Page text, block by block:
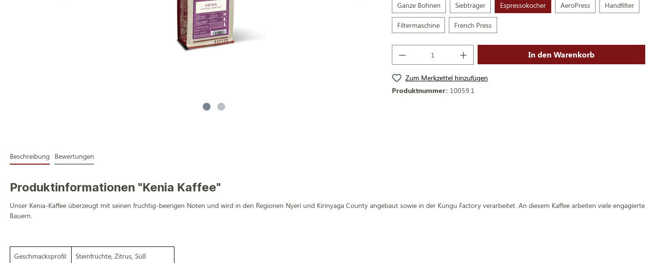
Ganze Bohnen
Siebträger Espressokocher AeroPress Handfilter
Filtermaschine French Press
In den Warenkorb
Zum Merkzettel hinzufügen
Produktnummer: 10059.1
Beschreibung Bewertungen
Produktinformationen "Kenia Kaffee"
Unser Kenia-Kaffee überzeugt mit seinen fruchtig-beerigen Noten und wird in den Regionen Nyeri und Kirinyaga County angebaut sowie in der Kungu Factory verarbeitet. An diesem Kaffee arbeiten viele engagierte
Bauern.
Geschmacksprofil:
Steinfrüchte, Zitrus, Süß